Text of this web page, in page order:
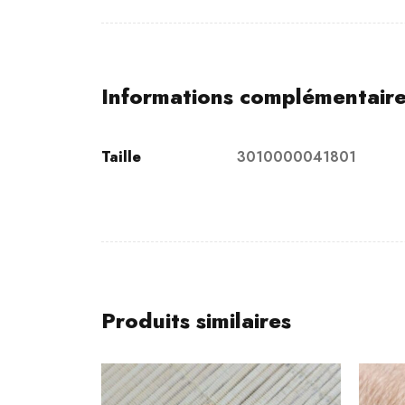
Informations
Taille 3010000041801
Produits similaires